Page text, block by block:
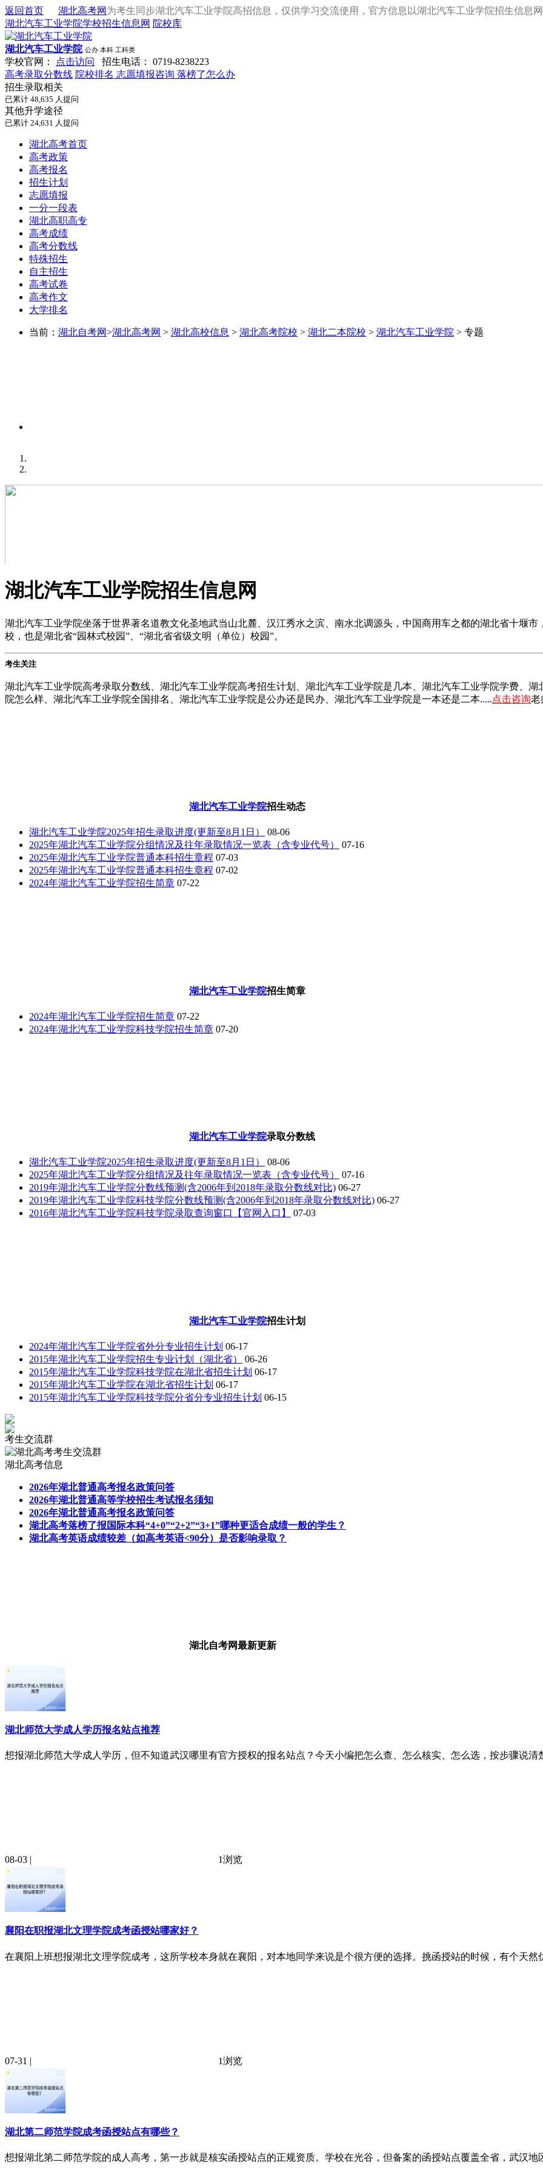
返回首页 湖北高考网 为考生同步湖北汽车工业学院高招信息，仅供学习交流使用，官方信息以湖北汽车工业学院招生信息
湖北汽车工业学院学校招生信息网 院校库
湖北汽车工业学院 公办 本科 工科类
学校官网： 点击访问 招生电话： 0719-8238223
高考录取分数线 院校排名 志愿填报咨询 落榜了怎么办
招生录取相关
已累计 48,635 人提问
其他升学途径
已累计 24,631 人提问
湖北高考首页
高考政策
高考报名
招生计划
志愿填报
一分一段表
湖北高职高专
高考成绩
高考分数线
特殊招生
自主招生
高考试卷
高考作文
大学排名
当前： 湖北自考网>湖北高考网 > 湖北高校信息 > 湖北高考院校 > 湖北二本院校 > 湖北汽车工业学院 > 专题
湖北汽车工业学院招生信息网
湖北汽车工业学院坐落于世界著名道教文化圣地武当山北麓、汉江秀水之滨、南水北调源头，中国商用车之都的湖北省十堰
校，也是湖北省“园林式校园”、“湖北省省级文明（单位）校园”。
考生关注
湖北汽车工业学院高考录取分数线、湖北汽车工业学院高考招生计划、湖北汽车工业学院是几本、湖北汽车工业学院学费、
院怎么样、湖北汽车工业学院全国排名、湖北汽车工业学院是公办还是民办、湖北汽车工业学院是一本还是二本.....点击咨询老
湖北汽车工业学院招生动态
湖北汽车工业学院2025年招生录取进度(更新至8月1日）
08-06
2025年湖北汽车工业学院分组情况及往年录取情况一览表（含专业代号）
07-16
2025年湖北汽车工业学院普通本科招生章程 07-03
2025年湖北汽车工业学院普通本科招生章程 07-02
2024年湖北汽车工业学院招生简章 07-22
湖北汽车工业学院招生简章
2024年湖北汽车工业学院招生简章 07-22
2024年湖北汽车工业学院科技学院招生简章 07-20
湖北汽车工业学院录取分数线
湖北汽车工业学院2025年招生录取进度(更新至8月1日）
08-06
2025年湖北汽车工业学院分组情况及往年录取情况一览表（含专业代号）
07-16
2019年湖北汽车工业学院分数线预测(含2006年到2018年录取分数线对比) 06-27
2019年湖北汽车工业学院科技学院分数线预测(含2006年到2018年录取分数线对比) 06-27
2016年湖北汽车工业学院科技学院录取查询窗口【官网入口】
07-03
湖北汽车工业学院招生计划
2024年湖北汽车工业学院省外分专业招生计划 06-17
2015年湖北汽车工业学院招生专业计划（湖北省）
06-26
2015年湖北汽车工业学院科技学院在湖北省招生计划 06-17
2015年湖北汽车工业学院在湖北省招生计划 06-17
2015年湖北汽车工业学院科技学院分省分专业招生计划 06-15
考生交流群
湖北高考信息
2026年湖北普通高考报名政策问答
2026年湖北普通高等学校招生考试报名须知
2026年湖北普通高考报名政策问答
湖北高考落榜了报国际本科“4+0”“2+2”“3+1”哪种更适合成绩一般的学生？
湖北高考英语成绩较差（如高考英语<90分）是否影响录取？
湖北自考网最新更新
湖北师范大学成人学历报名站点推荐
想报湖北师范大学成人学历，但不知道武汉哪里有官方授权的报名站点？今天小编把怎么查、怎么核实、怎么选，按步骤说清
08-03 | 1浏览
襄阳在职报湖北文理学院成考函授站哪家好？
在襄阳上班想报湖北文理学院成考，这所学校本身就在襄阳，对本地同学来说是个很方便的选择。挑函授站的时候，有个天
07-31 | 1浏览
湖北第二师范学院成考函授站点有哪些？
想报湖北第二师范学院的成人高考，第一步就是核实函授站点的正规资质。学校在光谷，但备案的函授站点覆盖全省，武汉